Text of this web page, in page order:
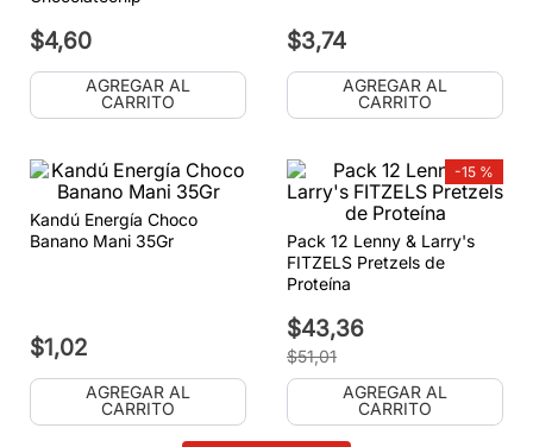
$4,60
AGREGAR AL
CARRITO
$3,74
AGREGAR AL
CARRITO
Kandú Energía Choco
Banano Mani 35Gr
$1,02
AGREGAR AL
CARRITO
-15 %
Pack 12 Lenny & Larry's
FITZELS Pretzels de
Proteína
$43,36
$51,01
AGREGAR AL
CARRITO